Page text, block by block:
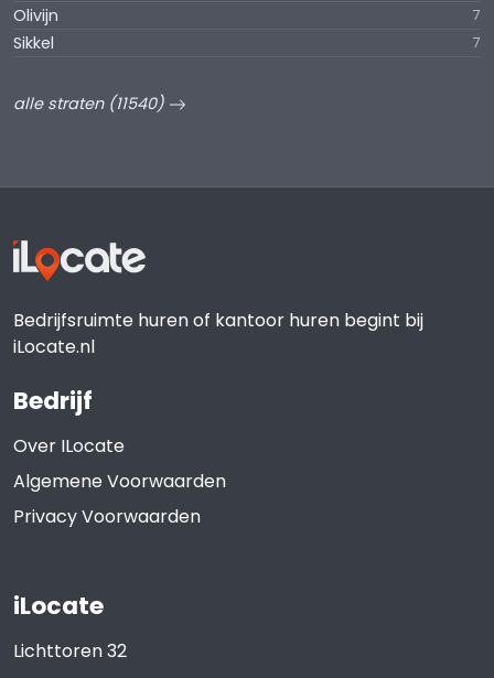
Olivijn 7
Sikkel 7
alle straten (11540)
Bedrijfsruimte huren of kantoor huren begint bij
iLocate.nl
Bedrijf
Over ILocate
Algemene Voorwaarden
Privacy Voorwaarden
iLocate
Lichttoren 32